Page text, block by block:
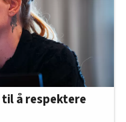
å respektere